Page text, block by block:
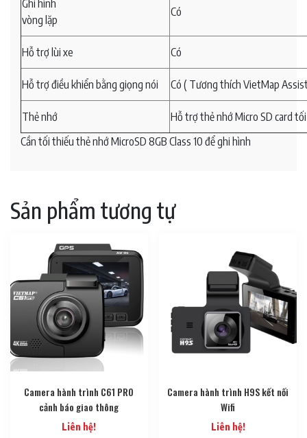
Ghi hình
vòng lặp
Có
Hỗ trợ lùi xe Có
Hỗ trợ điều khiển bằng giọng nói Có ( Tương thích VietMap
Thẻ nhớ
Hỗ trợ thẻ nhớ Micro SD card
Cần tối thiếu thẻ nhớ MicroSD 8GB Class 10 để ghi hình
Sản phẩm tương tự
Camera hành trình C61 PRO
cảnh báo giao thông
Liên hệ!
Camera hành trình H9S kết nối
Wifi
Liên hệ!